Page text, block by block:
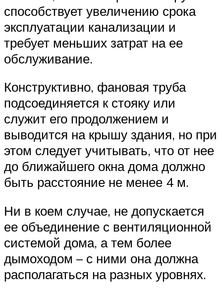
способствует увеличению срока
эксплуатации канализации и
требует меньших затрат на ее
обслуживание.
Конструктивно, фановая труба
подсоединяется к стояку или
служит его продолжением и
выводится на крышу здания, но при
этом следует учитывать, что от нее
до ближайшего окна дома должно
быть расстояние не менее 4 м.
Ни в коем случае, не допускается
ее объединение с вентиляционной
системой дома, а тем более
дымоходом – с ними она должна
располагаться на разных уровнях.